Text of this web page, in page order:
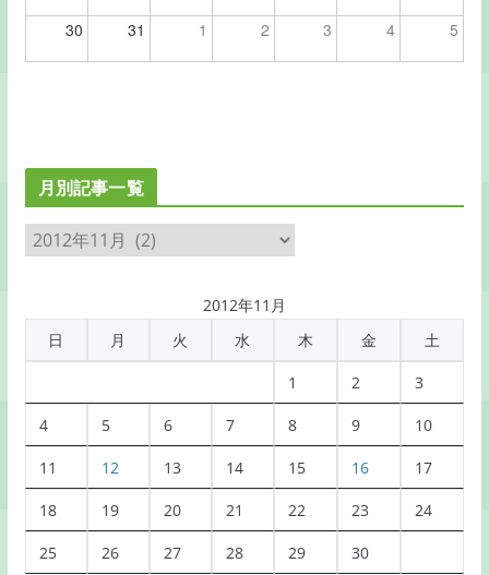
30 31 1 2 3 4 5
月別記事一覧
月
別
事
2012年11月
日
月 火 水 木 金 土
1 2 3
4 5 6 7 8 9 10
11 12 13 14 15 16 17
18 19 20 21 22 23 24
25 26 27 28 29 30